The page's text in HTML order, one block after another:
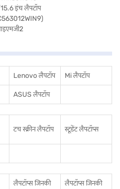
Lenovo लैपटॉप Mi लैपटॉप
ASUS लैपटॉप
टच स्क्रीन लैपटॉप स्टूडेंट लैपटॉप्स
लैपटॉप्स जिनकी
लैपटॉप्स जिनकी